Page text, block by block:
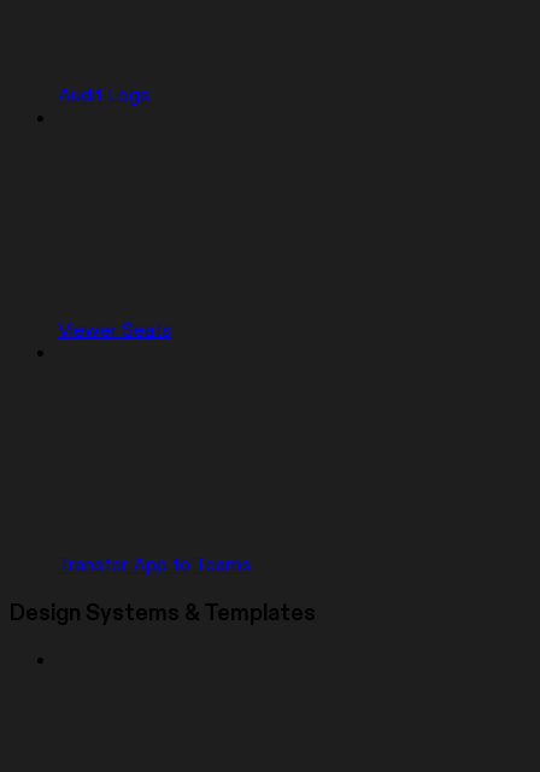
Audit Logs
Viewer Seats
Transfer App to Teams
Design Systems & Templates